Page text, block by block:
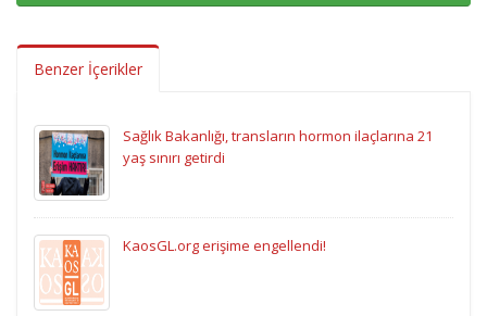
Benzer İçerikler
Sağlık Bakanlığı, transların hormon ilaçlarına 21
yaş sınırı getirdi
KaosGL.org erişime engellendi!